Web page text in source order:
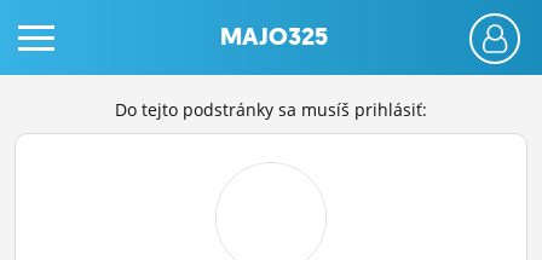
MAJO325
Do tejto podstránky sa musíš prihlásiť: